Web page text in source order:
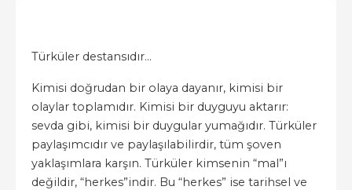
Türküler destansıdır...
Kimisi doğrudan bir olaya dayanır, kimisi bir
olaylar toplamıdır. Kimisi bir duyguyu aktarır:
sevda gibi, kimisi bir duygular yumağıdır. Türküler
paylaşımcıdır ve paylaşılabilirdir, tüm şoven
yaklaşımlara karşın. Türküler kimsenin “mal”ı
değildir, “herkes”indir. Bu “herkes” ise tarihsel ve